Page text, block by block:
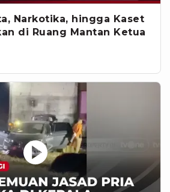
Narkotika, hingga Kaset
di Ruang Mantan Ketua